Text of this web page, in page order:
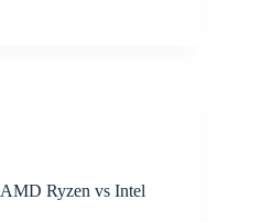
AMD Ryzen vs Intel